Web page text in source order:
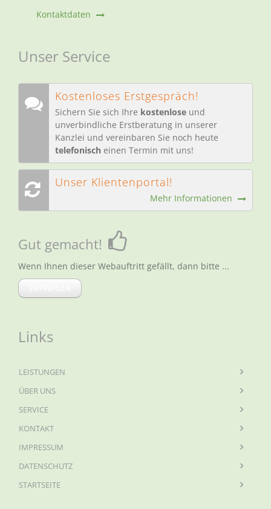
Kontaktdaten
Unser Service
Kostenloses Erstgespräch!
Sichern Sie sich Ihre kostenlose und
unverbindliche Erstberatung in unserer
Kanzlei und vereinbaren Sie noch heute
telefonisch einen Termin mit uns!
Unser Klientenportal!
Mehr Informationen
Gut gemacht!
Wenn Ihnen dieser Webauftritt gefällt, dann bitte ...
Links
LEISTUNGEN
ÜBER UNS
SERVICE
KONTAKT
IMPRESSUM
DATENSCHUTZ
STARTSEITE